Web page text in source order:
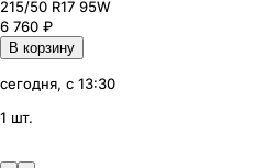
215/50 R17 95W
6 760 ₽
В корзину
сегодня, с 13:30
1 шт.